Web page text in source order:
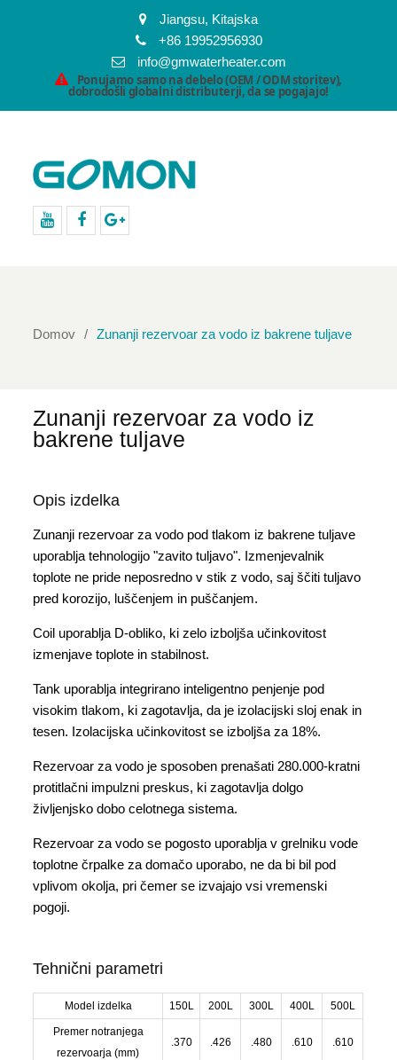
Jiangsu, Kitajska
+86 19952956930
info@gmwaterheater.com
Ponujamo samo na debelo (OEM / ODM storitev),
dobrodošli globalni distributerji, da se pogajajo!
Domov Zunanji rezervoar za vodo iz bakrene tuljave
Zunanji rezervoar za vodo iz
bakrene tuljave
Opis izdelka
Zunanji rezervoar za vodo pod tlakom iz bakrene tuljave
uporablja tehnologijo "zavito tuljavo". Izmenjevalnik
toplote ne pride neposredno v stik z vodo, saj ščiti tuljavo
pred korozijo, luščenjem in puščanjem.
Coil uporablja D-obliko, ki zelo izboljša učinkovitost
izmenjave toplote in stabilnost.
Tank uporablja integrirano inteligentno penjenje pod
visokim tlakom, ki zagotavlja, da je izolacijski sloj enak in
tesen. Izolacijska učinkovitost se izboljša za 18%.
Rezervoar za vodo je sposoben prenašati 280.000-kratni
protitlačni impulzni preskus, ki zagotavlja dolgo
življenjsko dobo celotnega sistema.
Rezervoar za vodo se pogosto uporablja v grelniku vode
toplotne črpalke za domačo uporabo, ne da bi bil pod
vplivom okolja, pri čemer se izvajajo vsi vremenski
pogoji.
Tehnični parametri
Model izdelka 150L 200L 300L 400L 500L
Premer notranjega
rezervoarja (mm)
.370 .426 .480 .610 .610